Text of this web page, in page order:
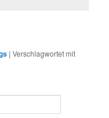
|Verschlagwortet mit